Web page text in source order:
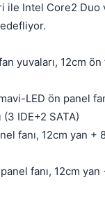
ile Intel Core2
yuvaları, 12cm
LED ön panel
IDE+2 SATA)
fanı, 12cm yan
fanı, 12cm